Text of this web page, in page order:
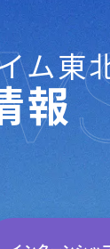
ム東
報